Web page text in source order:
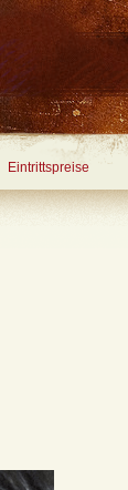
Eintrittspreise